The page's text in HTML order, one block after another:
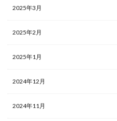
2025年3月
2025年2月
2025年1月
2024年12月
2024年11月